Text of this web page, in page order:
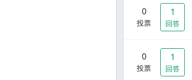
0
投票
1
回答
0
投票
1
回答